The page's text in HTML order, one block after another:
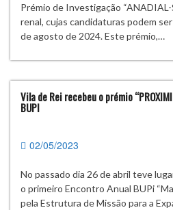
Prémio de Investigação “ANADIAL-
renal, cujas candidaturas podem
de agosto de 2024. Este prémio,…
Vila de Rei recebeu o prémio
BUPI
02/05/2023
No passado dia 26 de abril teve
o primeiro Encontro Anual BUPi
pela Estrutura de Missão para a